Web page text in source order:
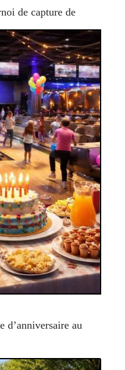
de capture de
d’anniversaire au